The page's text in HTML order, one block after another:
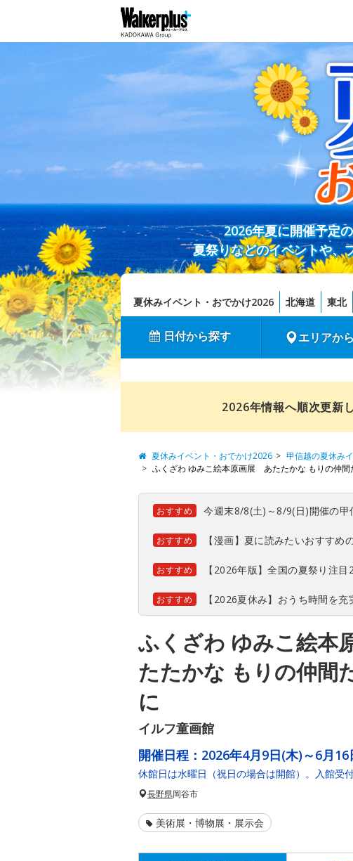
2026年夏に開催予定
夏祭りなどのイベントや、
夏休みイベント・おでかけ2026 北海道 東北
日付から探す エリアか
2026年情報へ順次更新
夏休みイベント・おでかけ2026 甲信越の夏休み
ふくざわ ゆみこ絵本原画展 あたたかな もりの仲間
おすすめ 今週末8/8(土)～8/9(日)開催の甲
おすすめ 【漫画】夏に読みたいおすすめ
おすすめ 【2026年版】全国の夏祭り注
おすすめ 【2026夏休み】おうち時間を
ふくざわ ゆみこ絵
たたかな もりの仲間
に
イルフ童画館
開催日程： 2026年4月9日(木)～6月16
休館日は水曜日（祝日の場合は開館）。入館受
長野県岡谷市
美術展・博物展・展示会